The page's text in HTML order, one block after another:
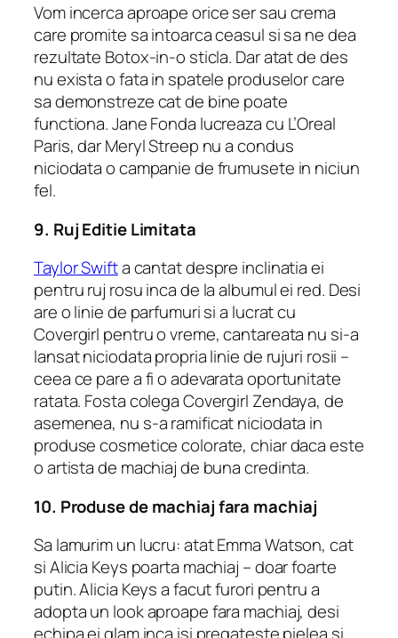
Vom incerca aproape orice ser sau crema
care promite sa intoarca ceasul si sa ne dea
rezultate Botox-in-o sticla. Dar atat de des
nu exista o fata in spatele produselor care
sa demonstreze cat de bine poate
functiona. Jane Fonda lucreaza cu L’Oreal
Paris, dar Meryl Streep nu a condus
niciodata o campanie de frumusete in niciun
fel.
9. Ruj Editie Limitata
Taylor Swifta cantat despre inclinatia ei
pentru ruj rosu inca de la albumul ei red. Desi
are o linie de parfumuri si a lucrat cu
Covergirl pentru o vreme, cantareata nu si-a
lansat niciodata propria linie de rujuri rosii –
ceea ce pare a fi o adevarata oportunitate
ratata. Fosta colega Covergirl Zendaya, de
asemenea, nu s-a ramificat niciodata in
produse cosmetice colorate, chiar daca este
o artista de machiaj de buna credinta.
10. Produse de machiaj fara machiaj
Sa lamurim un lucru: atat Emma Watson, cat
si Alicia Keys poarta machiaj – doar foarte
putin. Alicia Keys a facut furori pentru a
adopta un look aproape fara machiaj, desi